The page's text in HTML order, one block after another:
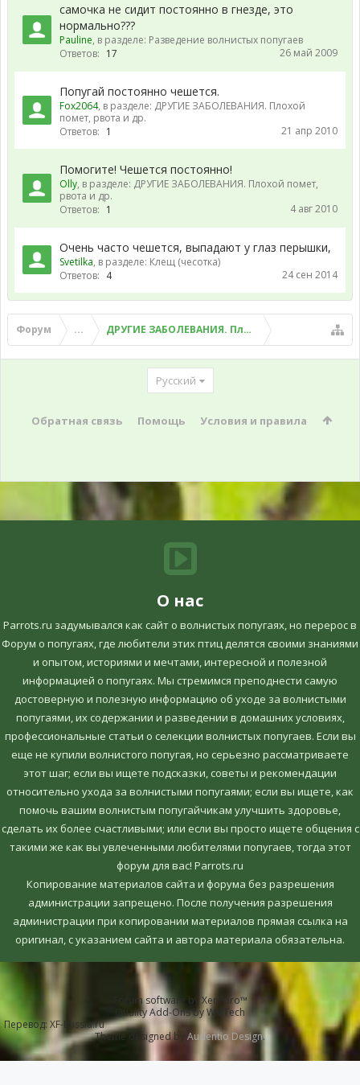
самочка не сидит постоянно в гнезде, это
нормально???
Pauline, в разделе: Разведение волнистых попугаев
Ответов: 17 26 май 2009
Попугай постоянно чешется.
Fox2064, в разделе: ДРУГИЕ ЗАБОЛЕВАНИЯ. Плохой
помет, рвота и др.
Ответов: 1 21 апр 2010
Помогите! Чешется постоянно!
Olly, в разделе: ДРУГИЕ ЗАБОЛЕВАНИЯ. Плохой помет,
рвота и др.
Ответов: 1 4 авг 2010
Очень часто чешется, выпадают у глаз перышки,
Svetilka, в разделе: Клещ (чесотка)
Ответов: 4 24 сен 2014
Форум ... ДРУГИЕ ЗАБОЛЕВАНИЯ. Плохой помет, рвота и
Русский
Обратная связь Помощь Условия и правила
О нас
Parrots.ru задумывался как сайт о волнистых попугаях, но перерос в
Форум о попугаях, где любители этих птиц делятся своими знаниями
и опытом, историями и мечтами, интересной и полезной
информацией о попугаях. Мы стремимся преподнести самую
достоверную и полезную информацию об уходе за волнистыми
попугаями, их содержании и разведении в домашних условиях,
профессиональные статьи о селекции волнистых попугаев. Если вы
еще не купили волнистого попугая, но серьезно рассматриваете
этот шаг; если вы ищете подсказки, советы и рекомендации
относительно ухода за волнистыми попугаями; если вы ищете, как
помочь вашим волнистым попугайчикам улучшить здоровье,
сделать их более счастливыми; или если вы просто ищете общения с
такими же как вы увлеченными любителями попугаев, тогда этот
форум для вас! Parrots.ru
Копирование материалов сайта и форума без разрешения
администрации запрещено. После получения разрешения
администрации при копировании материалов прямая ссылка на
оригинал, c указанием сайта и автора материала обязательна.
Forum software by XenForo™
Quality Add-Ons by WMTech
Перевод: XF-Russia.ru
Theme designed by Audentio Design.